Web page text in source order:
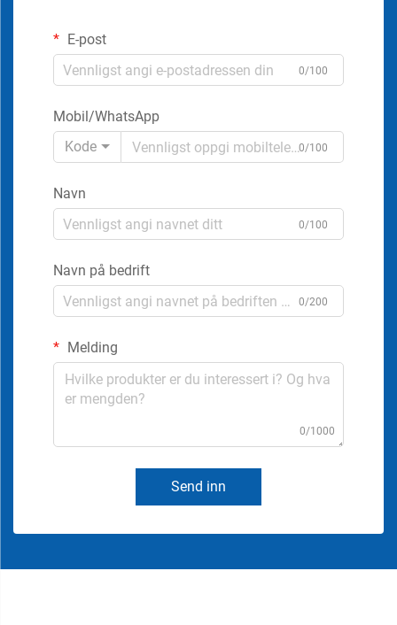
E-post
0/100
Mobil/WhatsApp
Kode
0/100
Navn
0/100
Navn på bedrift
0/200
Melding
0/1000
Send inn